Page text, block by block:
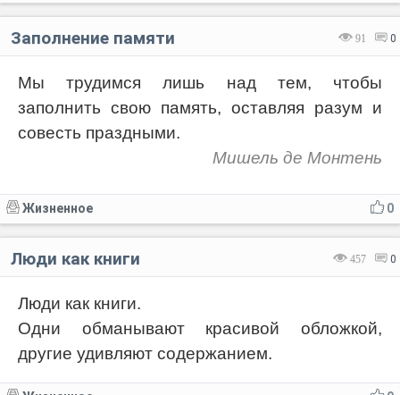
91 0
Заполнение памяти
Мы трудимся лишь над тем, чтобы
заполнить свою память, оставляя разум и
совесть праздными.
Мишель де Монтень
0
Жизненное
457 0
Люди как книги
Люди как книги.
Одни обманывают красивой обложкой,
другие удивляют содержанием.